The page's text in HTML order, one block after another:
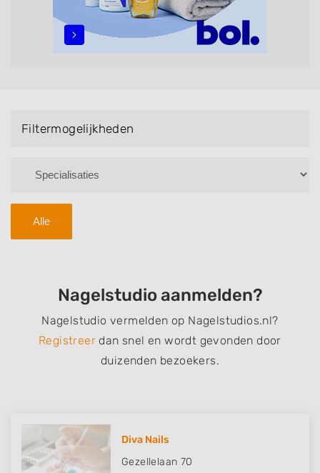
Filtermogelijkheden
Alle
Nagelstudio aanmelden?
Nagelstudio vermelden op Nagelstudios.nl?
Registreer dan snel en wordt gevonden door
duizenden bezoekers.
Diva Nails
Gezellelaan 70